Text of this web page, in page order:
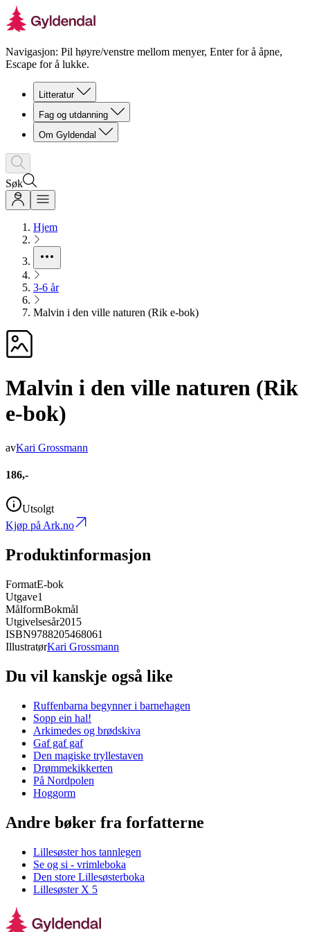
Navigasjon: Pil høyre/venstre mellom menyer, Enter for å åpne,
Escape for å lukke.
Litteratur
Fag og utdanning
Om Gyldendal
Søk
Hjem
3-6 år
Malvin i den ville naturen (Rik e-bok)
Malvin i den ville naturen (Rik
e-bok)
avKari Grossmann
186,-
Utsolgt
Kjøp på Ark.no
Produktinformasjon
FormatE-bok
Utgave1
MålformBokmål
Utgivelsesår2015
ISBN9788205468061
IllustratørKari Grossmann
Du vil kanskje også like
Ruffenbarna begynner i barnehagen
Sopp ein hal!
Arkimedes og brødskiva
Gaf gaf gaf
Den magiske tryllestaven
Drømmekikkerten
På Nordpolen
Hoggorm
Andre bøker fra forfatterne
Lillesøster hos tannlegen
Se og si - vrimleboka
Den store Lillesøsterboka
Lillesøster X 5